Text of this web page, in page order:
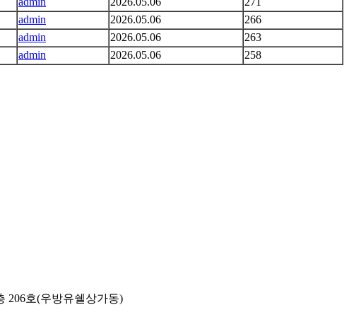
admin 2026.05.06
266
admin 2026.05.06
263
admin 2026.05.06
258
206호(우방유쉘상가동)